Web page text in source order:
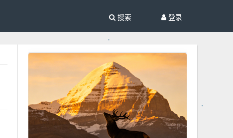
登录
搜索